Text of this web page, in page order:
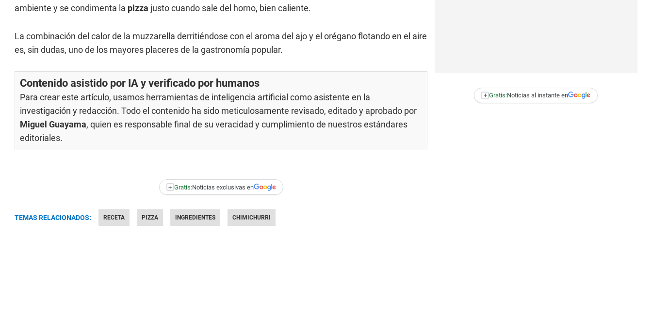
ambiente y se condimenta la pizza justo cuando sale del horno, bien caliente.
La combinación del calor de la muzzarella derritiéndose con el aroma del ajo y el orégano flotando en el aire
es, sin dudas, uno de los mayores placeres de la gastronomía popular.
Contenido asistido por IA y verificado por humanos
Para crear este artículo, usamos herramientas de inteligencia artificial como asistente en la
investigación y redacción. Todo el contenido ha sido meticulosamente revisado, editado y aprobado por
Miguel Guayama, quien es responsable final de su veracidad y cumplimiento de nuestrosestándares
editoriales.
+ Gratis:Noticias exclusivas en
TEMAS RELACIONADOS: RECETA PIZZA INGREDIENTES CHIMICHURRI
+ Gratis:Noticias al instante en